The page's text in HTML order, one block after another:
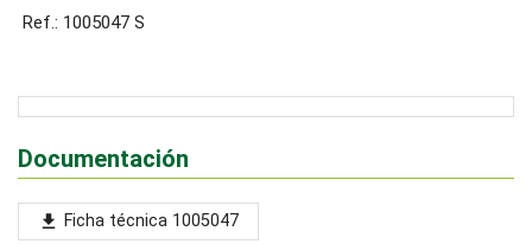
Ref.: 1005047 S
Documentación
file_download Ficha técnica 1005047